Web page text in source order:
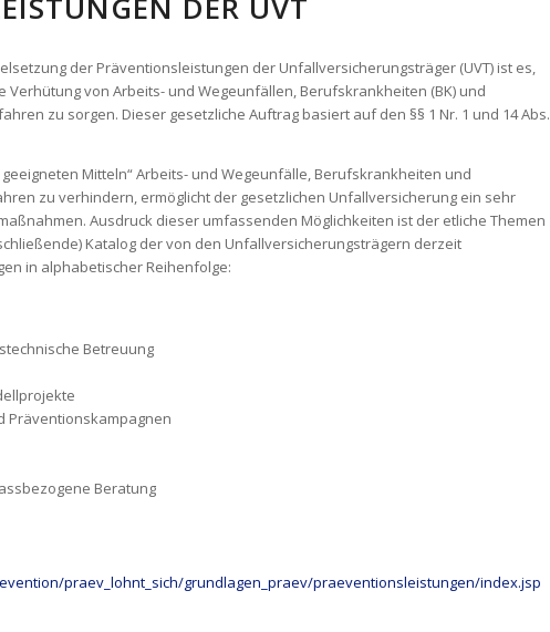
DER UVT
der Präventionsleistungen der Unfallversicherungsträger (UVT) ist es,
Verhütung von Arbeits- und Wegeunfällen, Berufskrankheiten (BK) und
zu sorgen. Dieser gesetzliche Auftrag basiert auf den §§ 1 Nr. 1 und 14 Abs.
Mitteln“ Arbeits- und Wegeunfälle, Berufskrankheiten und
zu verhindern, ermöglicht der gesetzlichen Unfallversicherung ein sehr
Ausdruck dieser umfassenden Möglichkeiten ist der etliche Themen
Katalog der von den Unfallversicherungsträgern derzeit
in alphabetischer Reihenfolge:
Betreuung
Präventionskampagnen
Beratung
praev_lohnt_sich/grundlagen_praev/praeventionsleistungen/index.jsp